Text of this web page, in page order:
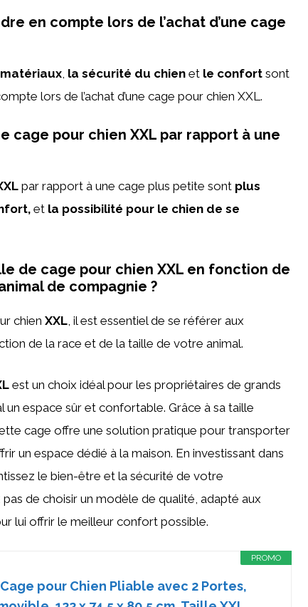
en compte lors de l’achat d’une cage
, la sécurité du chien et le confort sont
lors de l’achat d’une cage pour chien XXL.
cage pour chien XXL par rapport à une
par rapport à une cage plus petite sont plus
et la possibilité pour le chien de se
de cage pour chien XXL en fonction de
de compagnie ?
chien XXL, il est essentiel de se référer aux
de la race et de la taille de votre animal.
est un choix idéal pour les propriétaires de grands
un espace sûr et confortable. Grâce à sa taille
cage offre une solution pratique pour transporter
un espace dédié à la maison. En investissant dans
le bien-être et la sécurité de votre
de choisir un modèle de qualité, adapté aux
lui offrir le meilleur confort possible.
PROMO
pour Chien Pliable avec 2 Portes,